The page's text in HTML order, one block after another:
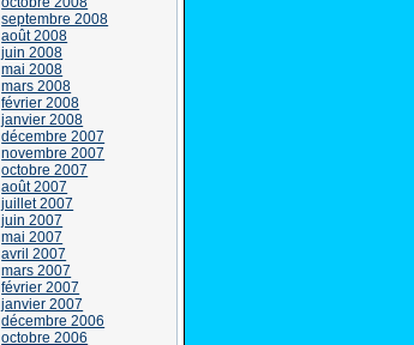
septembre 2008
août 2008
juin 2008
mai 2008
mars 2008
février 2008
janvier 2008
décembre 2007
novembre 2007
octobre 2007
août 2007
juillet 2007
juin 2007
mai 2007
avril 2007
mars 2007
février 2007
janvier 2007
décembre 2006
octobre 2006